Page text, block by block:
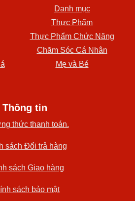
Danh mục
Thực Phẩm
Thực Phẩm Chức Năng
Chăm Sóc Cá Nhân
Mẹ và Bé
Thông tin
thức thanh toán.
sách Đổi trả hàng
sách Giao hàng
sách bảo mật